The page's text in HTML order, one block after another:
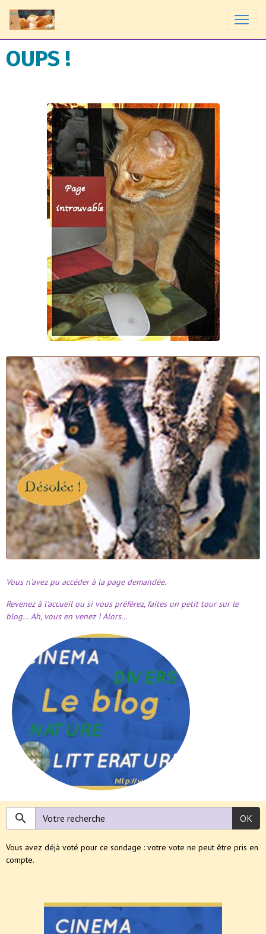
OUPS !
Vous n'avez pu accéder à la page demandée.
Revenez à l'accueil ou si vous préférez, faites un petit tour sur le
blog… Ah, vous en venez ! Alors…
OK
Vous avez déjà voté pour ce sondage : votre vote ne peut être pris en
compte.